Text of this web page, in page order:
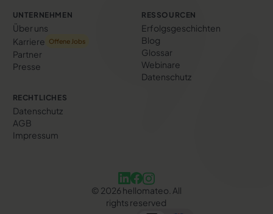
UNTERNEHMEN
Über uns
Karriere
Offene Jobs
Partner
Presse
RESSOURCEN
Erfolgs­geschichten
Blog
Glossar
Webinare
Datenschutz
RECHTLICHES
Datenschutz
AGB
Impressum
© 2026 hellomateo. All
rights reserved